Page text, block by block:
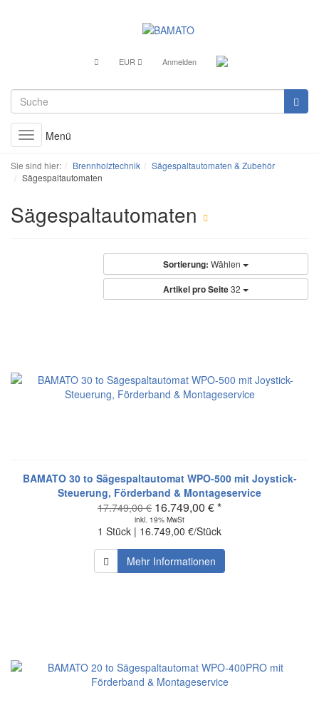
EUR Anmelden
Toggle
navigation
Menü
Sie sind hier: Brennholztechnik
Sägespaltautomaten & Zubehör
Sägespaltautomaten
Sägespaltautomaten
Sortierung: Wählen
Artikel pro Seite32
BAMATO 30 to Sägespaltautomat WPO-500 mit Joystick-
Steuerung, Förderband & Montageservice
17.749,00 € 16.749,00 € *
inkl. 19% MwSt
1 Stück | 16.749,00 €/Stück
Mehr Informationen